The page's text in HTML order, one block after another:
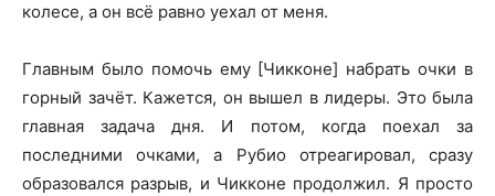
колесе, а он всё равно уехал от меня.
Главным было помочь ему [Чикконе] набрать очки в
горный зачёт. Кажется, он вышел в лидеры. Это была
главная задача дня. И потом, когда поехал за
последними очками, а Рубио отреагировал, сразу
образовался разрыв, и Чикконе продолжил. Я просто